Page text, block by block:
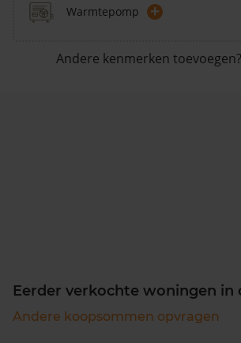
Warmtepomp +
Andere kenmerken toevoegen?
Eerder verkochte woningen in
Andere koopsommen opvragen